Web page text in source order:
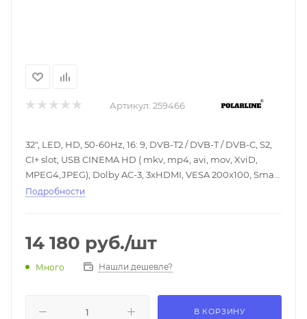
Артикул: 259466
32", LED, HD, 50-60Hz, 16: 9, DVB-T2 / DVB-T / DVB-C, S2,
CI+ slot, USB CINEMA HD ( mkv, mp4, avi, mov, XviD,
MPEG4,JPEG), Dolby AC-3, 3xHDMI, VESA 200x100, Smart
1GB/16G, Android 11, Wi-Fi
Подробности
14 180 руб./шт
Много Нашли дешевле?
В КОРЗИНУ